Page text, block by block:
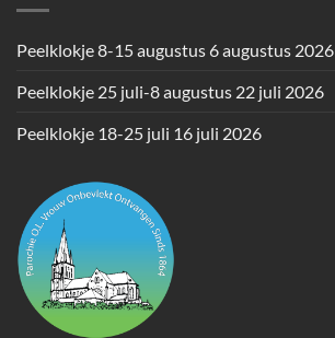
Peelklokje 8-15 augustus 6 augustus 2026
Peelklokje 25 juli-8 augustus 22 juli 2026
Peelklokje 18-25 juli 16 juli 2026